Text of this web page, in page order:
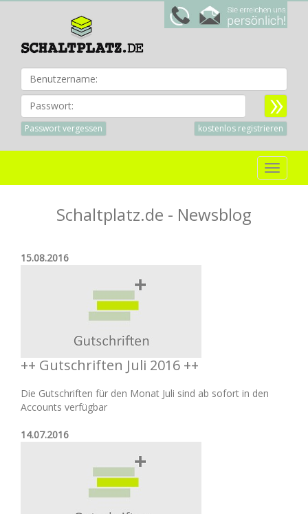
Passwort:
Passwort vergessen kostenlos registrieren
Toggle
Schaltplatz.de - Newsblog
15.08.2016
++ Gutschriften Juli 2016 ++
Die Gutschriften für den Monat Juli sind ab sofort in den
Accounts verfügbar
14.07.2016